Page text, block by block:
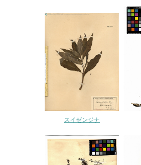
スイゼンジナ